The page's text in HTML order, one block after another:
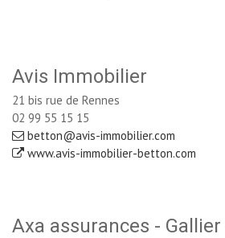
Avis Immobilier
21 bis rue de Rennes
02 99 55 15 15
betton@avis-immobilier.com
www.avis-immobilier-betton.com
Axa assurances -